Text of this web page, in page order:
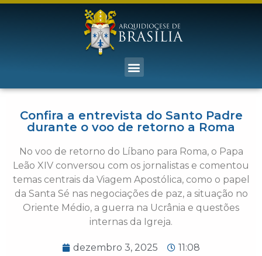
Confira a entrevista do Santo Padre
durante o voo de retorno a Roma
No voo de retorno do Líbano para Roma, o Papa
Leão XIV conversou com os jornalistas e comentou
temas centrais da Viagem Apostólica, como o papel
da Santa Sé nas negociações de paz, a situação no
Oriente Médio, a guerra na Ucrânia e questões
internas da Igreja.
dezembro 3, 2025 11:08